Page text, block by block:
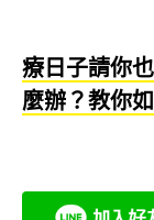
療日子請你
麼辦？教你